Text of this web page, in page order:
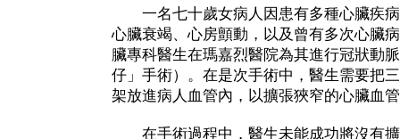
一名七十歲女病人因患有多種心臟疾病
心臟衰竭、心房顫動，以及曾有多次心臟
臟專科醫生在瑪嘉烈醫院為其進行冠狀動
仔」手術）。在是次手術中，醫生需要把
架放進病人血管內，以擴張狹窄的心臟血
在手術過程中，醫生未能成功將沒有擴